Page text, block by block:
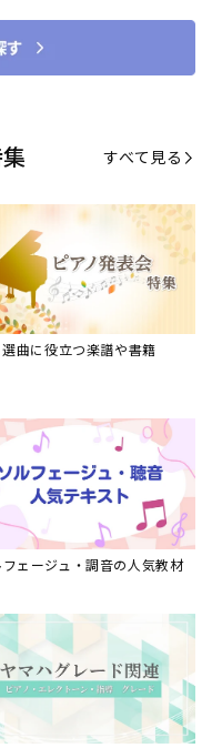
すべて見る
選曲に役立つ楽譜や書籍
ェージュ・調音の人気教材